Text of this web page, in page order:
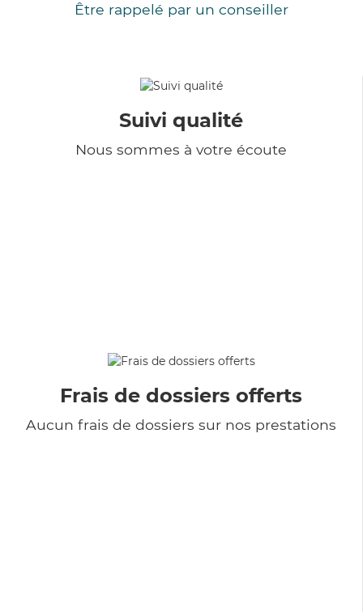
Être rappelé par un conseiller
Suivi qualité
Nous sommes à votre écoute
Frais de dossiers offerts
Aucun frais de dossiers sur nos prestations